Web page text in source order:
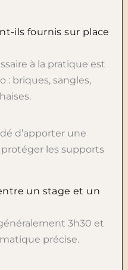
ils fournis sur place
à la pratique est
: briques, sangles,
d’apporter une
les supports
un stage et un
3h30 et
précise.